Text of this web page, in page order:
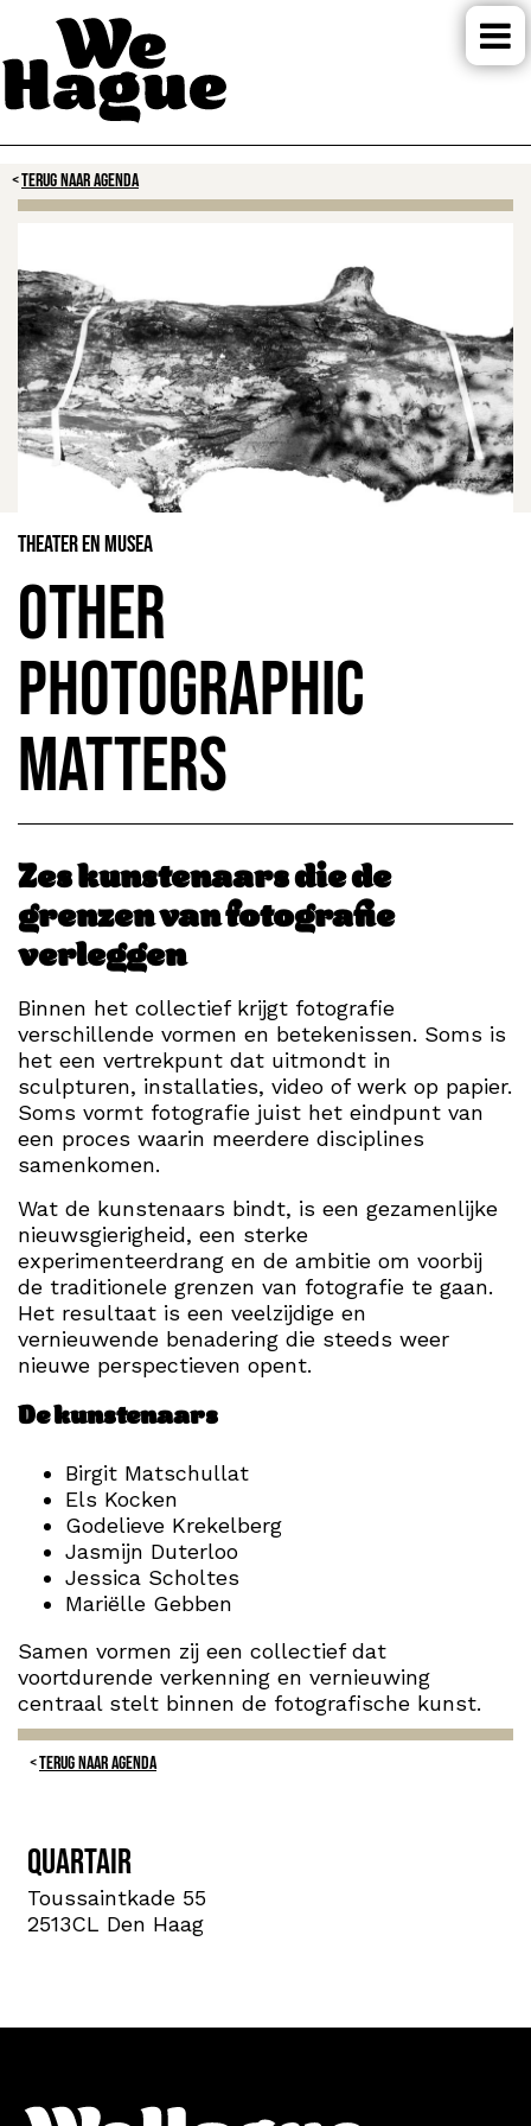
TERUG NAAR AGENDA
Theater en Musea
Other
Photographic
Matters
Zes kunstenaars die de
grenzen van fotografie
verleggen
Binnen het collectief krijgt fotografie
verschillende vormen en betekenissen. Soms is
het een vertrekpunt dat uitmondt in
sculpturen, installaties, video of werk op papier.
Soms vormt fotografie juist het eindpunt van
een proces waarin meerdere disciplines
samenkomen.
Wat de kunstenaars bindt, is een gezamenlijke
nieuwsgierigheid, een sterke
experimenteerdrang en de ambitie om voorbij
de traditionele grenzen van fotografie te gaan.
Het resultaat is een veelzijdige en
vernieuwende benadering die steeds weer
nieuwe perspectieven opent.
De kunstenaars
Birgit Matschullat
Els Kocken
Godelieve Krekelberg
Jasmijn Duterloo
Jessica Scholtes
Mariëlle Gebben
Samen vormen zij een collectief dat
voortdurende verkenning en vernieuwing
centraal stelt binnen de fotografische kunst.
TERUG NAAR AGENDA
Quartair
Toussaintkade 55
2513CL Den Haag